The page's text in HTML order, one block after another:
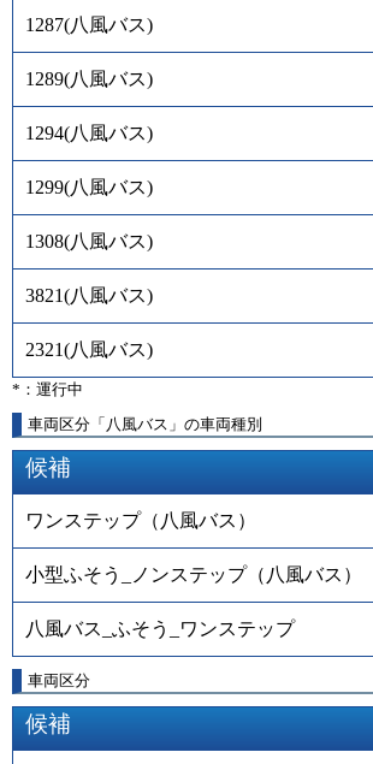
1287(八風バス)
1289(八風バス)
1294(八風バス)
1299(八風バス)
1308(八風バス)
3821(八風バス)
2321(八風バス)
*：運行中
車両区分「八風バス」の車両種別
候補
ワンステップ（八風バス）
小型ふそう_ノンステップ（八風バス）
八風バス_ふそう_ワンステップ
車両区分
候補